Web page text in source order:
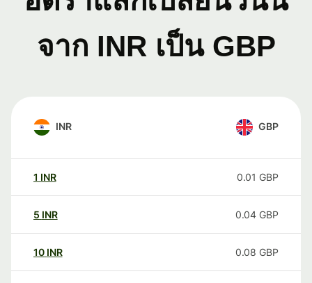
จาก INR เป็น GBP
INR GBP
1 INR 0.01 GBP
5 INR 0.04 GBP
10 INR 0.08 GBP